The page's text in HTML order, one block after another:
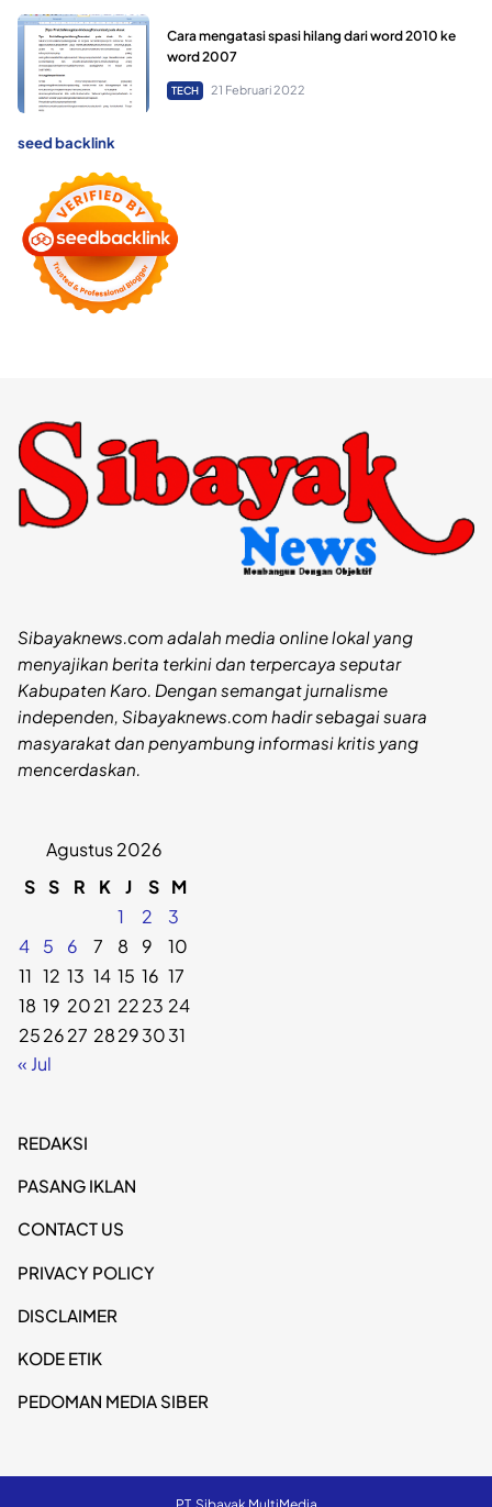
Cara mengatasi spasi hilang dari word 2010 ke
word 2007
TECH 21 Februari 2022
seed backlink
Sibayaknews.com adalah media online lokal yang
menyajikan berita terkini dan terpercaya seputar
Kabupaten Karo. Dengan semangat jurnalisme
independen, Sibayaknews.com hadir sebagai suara
masyarakat dan penyambung informasi kritis yang
mencerdaskan.
Agustus 2026
S S R K J S M
1
2
3
4
5 6 7 8 9
10
11 12 13 14 15 16 17
18 19 2021 2223 24
252627 28293031
« Jul
REDAKSI
PASANG IKLAN
CONTACT US
PRIVACY POLICY
DISCLAIMER
KODE ETIK
PEDOMAN MEDIA SIBER